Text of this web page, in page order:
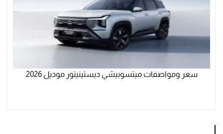
سعر ومواصفات ميتسوبيشي ديستينيتور موديل 2026